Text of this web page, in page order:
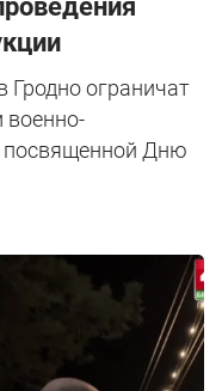
ограничат
военно-
посвященной Дню